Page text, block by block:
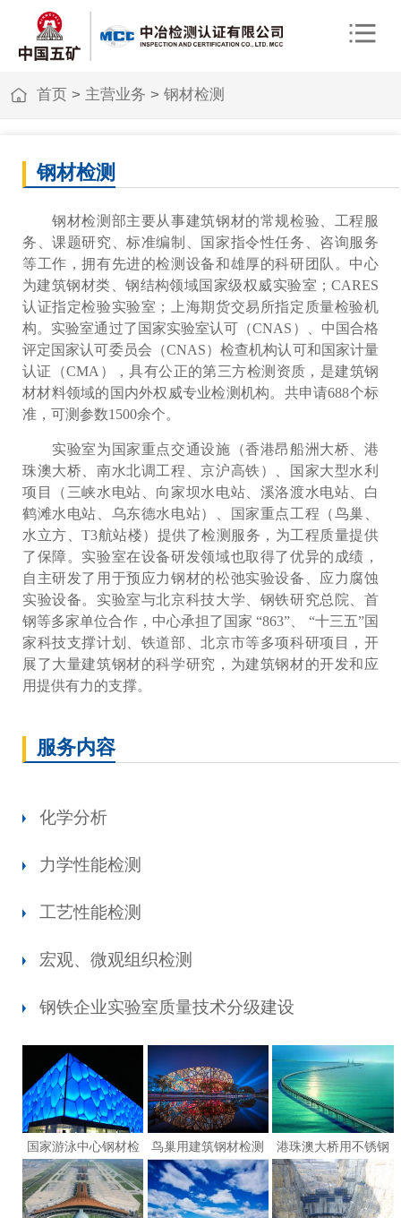
首页> 主营业务 > 钢材检测
钢材检测
钢材检测部主要从事建筑钢材的常规检验、工程服
务、课题研究、标准编制、国家指令性任务、咨询服务
等工作，拥有先进的检测设备和雄厚的科研团队。 中心
为建筑钢材类、钢结构领域国家级权威实验室； CARES
认证指定检验实验室；上海期货交易所指定质量检验机
构。实验室通过了国家实验室认可（CNAS）、中国合格
评定国家认可委员会（CNAS）检查机构认可和国家计量
认证（CMA），具有公正的第三方检测资质，是建筑钢
材材料领域的国内外权威专业检测机构。共申请688个标
准，可测参数1500余个。
实验室为国家重点交通设施（香港昂船洲大桥、港
珠澳大桥、南水北调工程、京沪高铁）、国家大型水利
项目（三峡水电站、向家坝水电站、溪洛渡水电站、白
鹤滩水电站、乌东德水电站）、国家重点工程（鸟巢、
水立方、T3航站楼）提供了检测服务，为工程质量提供
了保障。实验室在设备研发领域也取得了优异的成绩，
自主研发了用于预应力钢材的松弛实验设备、应力腐蚀
实验设备。实验室与北京科技大学、钢铁研究总院、首
钢等多家单位合作，中心承担了国家 “863”、 “十三五”国
家科技支撑计划、铁道部、北京市等多项科研项目，开
展了大量建筑钢材的科学研究，为建筑钢材的开发和应
用提供有力的支撑。
服务内容
化学分析
力学性能检测
工艺性能检测
宏观、微观组织检测
钢铁企业实验室质量技术分级建设
国家游泳中心钢材检
测
鸟巢用建筑钢材检测
港珠澳大桥用不锈钢
钢筋检测